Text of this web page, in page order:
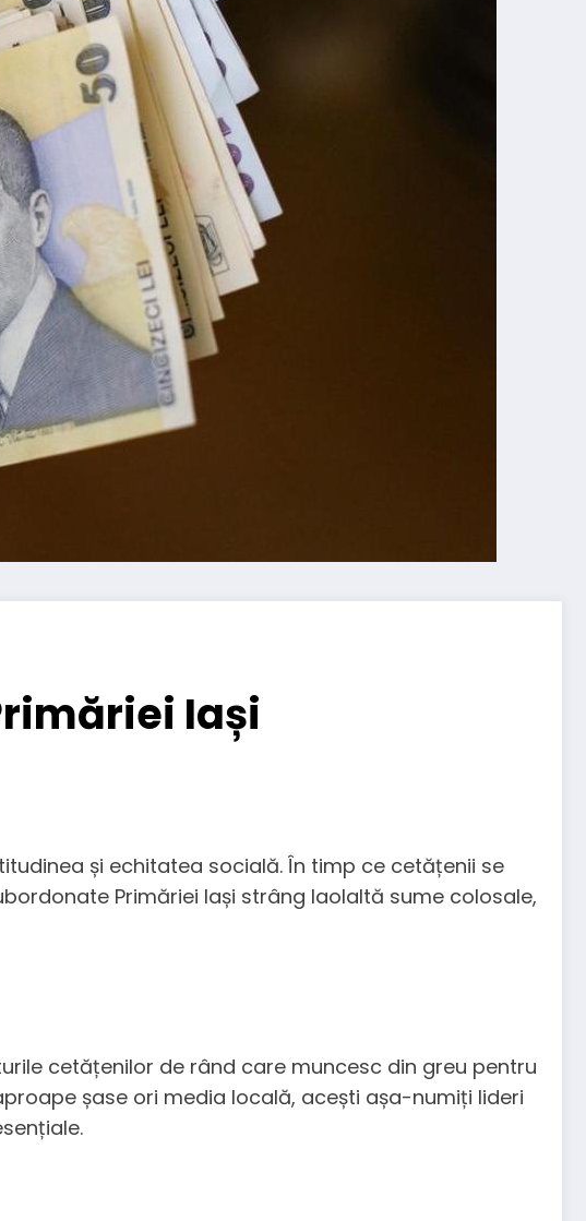
Iași
și echitatea socială. În timp ce cetățenii se
Primăriei Iași strâng laolaltă sume colosale,
cetățenilor de rând care muncesc din greu pentru
șase ori media locală, acești așa-numiți lideri